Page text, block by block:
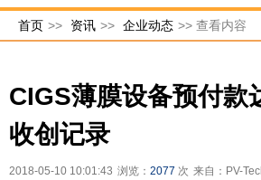
首页 >> 资讯 >> 企业动态 >> 查看内容
CIGS薄膜设备预付款
收创记录
2018-05-10 10:01:43 浏览： 2077 次 来自：PV-